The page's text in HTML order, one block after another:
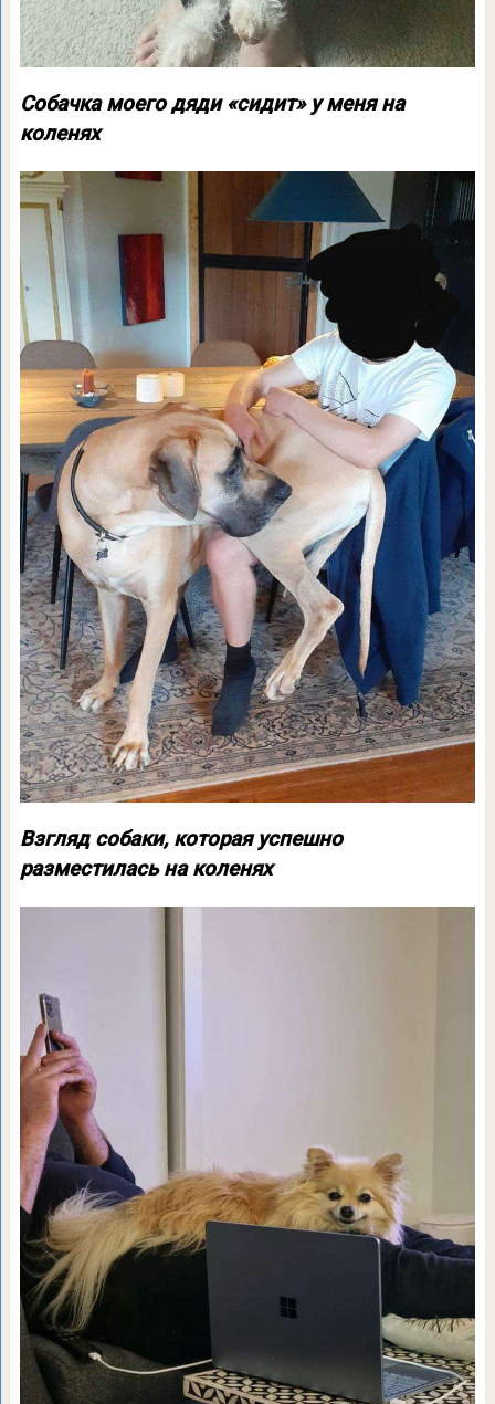
Собачка моего дяди «сидит» у меня на
коленях
Взгляд собаки, которая успешно
разместилась на коленях